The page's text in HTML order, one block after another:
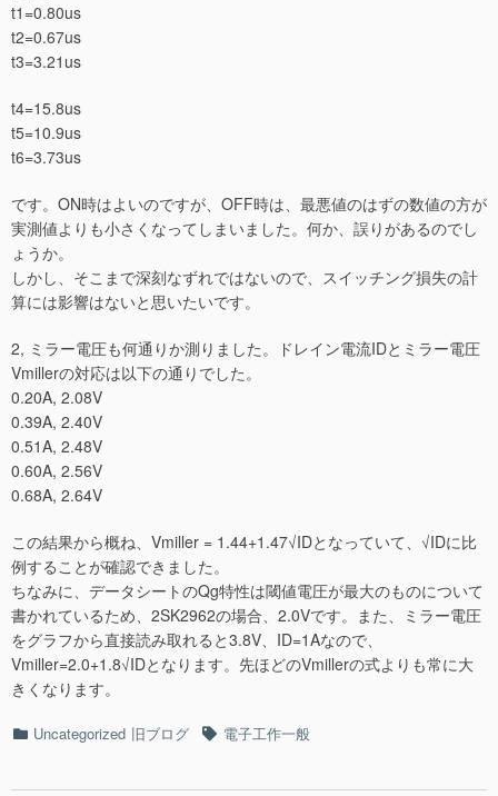
t1=0.80us
t2=0.67us
t3=3.21us
t4=15.8us
t5=10.9us
t6=3.73us
です。ON時はよいのですが、OFF時は、最悪値のはずの数値の方が
実測値よりも小さくなってしまいました。何か、誤りがあるのでし
ょうか。
しかし、そこまで深刻なずれではないので、スイッチング損失の計
算には影響はないと思いたいです。
2, ミラー電圧も何通りか測りました。ドレイン電流IDとミラー電圧
Vmillerの対応は以下の通りでした。
0.20A, 2.08V
0.39A, 2.40V
0.51A, 2.48V
0.60A, 2.56V
0.68A, 2.64V
この結果から概ね、Vmiller = 1.44+1.47√IDとなっていて、√IDに比
例することが確認できました。
ちなみに、データシートのQg特性は閾値電圧が最大のものについて
書かれているため、2SK2962の場合、2.0Vです。また、ミラー電圧
をグラフから直接読み取れると3.8V、ID=1Aなので、
Vmiller=2.0+1.8√IDとなります。先ほどのVmillerの式よりも常に大
きくなります。
カ Uncategorized 旧ブログ
タ 電子工作一般